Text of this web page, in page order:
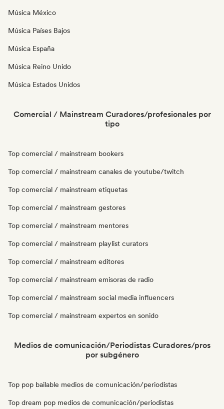
Música México
Música Países Bajos
Música España
Música Reino Unido
Música Estados Unidos
Comercial / Mainstream Curadores/profesionales por
tipo
Top comercial / mainstream bookers
Top comercial / mainstream canales de youtube/twitch
Top comercial / mainstream etiquetas
Top comercial / mainstream gestores
Top comercial / mainstream mentores
Top comercial / mainstream playlist curators
Top comercial / mainstream editores
Top comercial / mainstream emisoras de radio
Top comercial / mainstream social media influencers
Top comercial / mainstream expertos en sonido
Medios de comunicación/Periodistas Curadores/pros
por subgénero
Top pop bailable medios de comunicación/periodistas
Top dream pop medios de comunicación/periodistas